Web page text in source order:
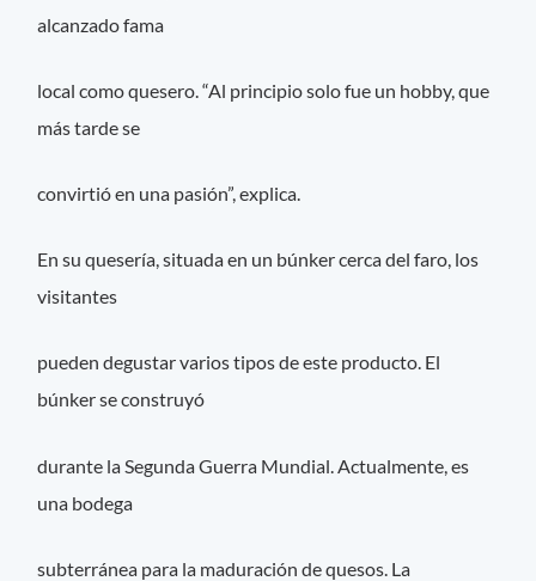
alcanzado fama
local como quesero. “Al principio solo fue un hobby, que
más tarde se
convirtió en una pasión”, explica.
En su quesería, situada en un búnker cerca del faro, los
visitantes
pueden degustar varios tipos de este producto. El
búnker se construyó
durante la Segunda Guerra Mundial. Actualmente, es
una bodega
subterránea para la maduración de quesos. La